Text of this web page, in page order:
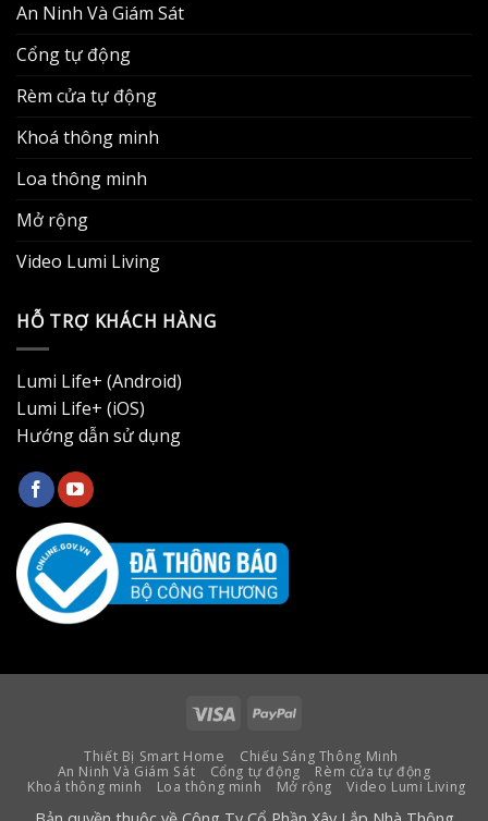
An Ninh Và Giám Sát
Cổng tự động
Rèm cửa tự động
Khoá thông minh
Loa thông minh
Mở rộng
Video Lumi Living
HỖ TRỢ KHÁCH HÀNG
Lumi Life+ (Android)
Lumi Life+ (iOS)
Hướng dẫn sử dụng
Visa PayPal
Thiết Bị Smart Home
Chiếu Sáng Thông Minh
An Ninh Và Giám Sát
Cổng tự động
Rèm cửa tự động
Khoá thông minh
Loa thông minh Mở rộng Video Lumi Living